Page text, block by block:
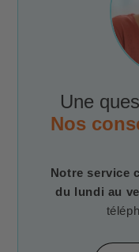
Une
Nos
Notre service
du lundi au